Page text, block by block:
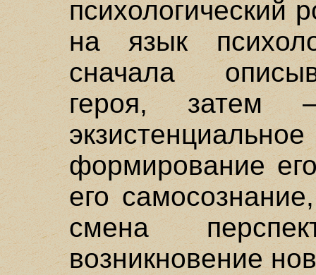
психологический
на язык
сначала
героя, затем
формирование
его
смена
возникновение